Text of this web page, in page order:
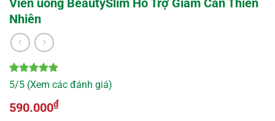
Viên uống BeautySlim Hỗ Trợ Giảm Cân Thiên
Nhiên
5trên 5
dựa trên
10
đánh giá
5/5 (Xem các đánh giá)
590.000₫